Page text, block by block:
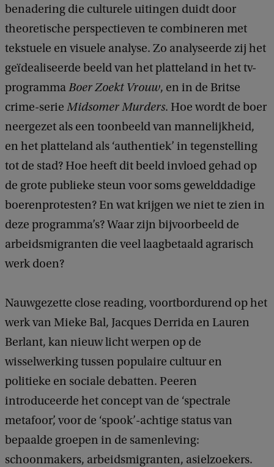
benadering die culturele uitingen duidt door
theoretische perspectieven te combineren met
tekstuele en visuele analyse. Zo analyseerde zij het
geïdealiseerde beeld van het platteland in het tv-
programmaBoer Zoekt Vrouw, en in de Britse
crime-serie Midsomer Murders. Hoe wordt de boer
neergezet als een toonbeeld van mannelijkheid,
en het platteland als ‘authentiek’ in tegenstelling
tot de stad? Hoe heeft dit beeld invloed gehad op
de grote publieke steun voor soms gewelddadige
boerenprotesten? En wat krijgen we niet te zien in
deze programma’s? Waar zijn bijvoorbeeld de
arbeidsmigranten die veel laagbetaald agrarisch
werk doen?
Nauwgezette close reading, voortbordurend op het
werk van Mieke Bal, Jacques Derrida en Lauren
Berlant, kan nieuw licht werpen op de
wisselwerking tussen populaire cultuur en
politieke en sociale debatten. Peeren
introduceerde het concept van de ‘spectrale
metafoor’, voor de ‘spook’-achtige status van
bepaalde groepen in de samenleving:
schoonmakers, arbeidsmigranten, asielzoekers.